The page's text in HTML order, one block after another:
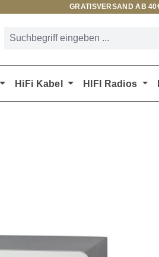
GRATISVERSAND AB
HiFi Kabel HIFI Radios